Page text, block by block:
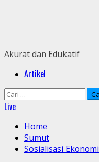
Akurat dan Edukatif
PrimaryArtikel
Cari
untuk:
Live
Home
Sumut
Sosialisasi